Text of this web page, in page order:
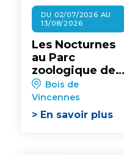
DU 02/07/2026 AU
13/08/2026
Les Nocturnes
au Parc
zoologique de
ParisBois de
Vincennes
> En savoir plus